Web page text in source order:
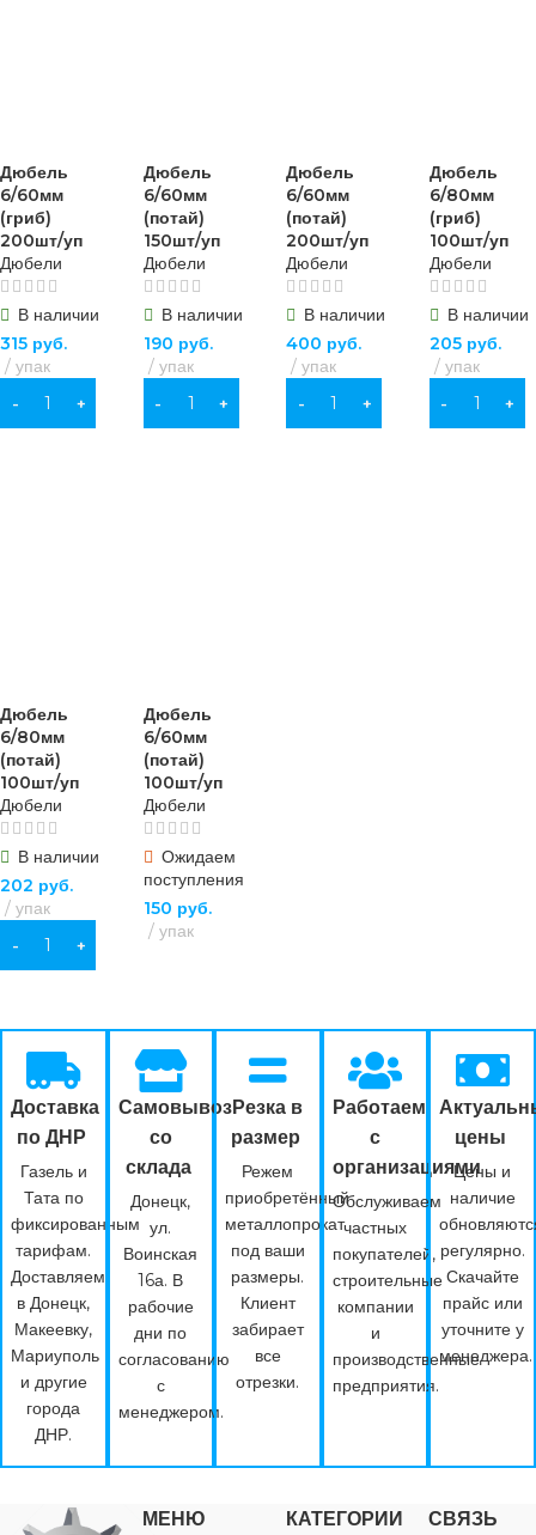
Дюбель
6/60мм
(гриб)
200шт/уп
Дюбели
В наличии
315 руб.
упак
В КОРЗИНУ
Дюбель
6/60мм
(потай)
150шт/уп
Дюбели
В наличии
190 руб.
упак
В КОРЗИНУ
Дюбель
6/60мм
(потай)
200шт/уп
Дюбели
В наличии
400 руб.
упак
В КОРЗИНУ
Дюбель
6/80мм
(гриб)
100шт/уп
Дюбели
В наличии
205руб.
упак
В КОРЗИНУ
Дюбель
6/80мм
(потай)
100шт/уп
Дюбели
В наличии
202 руб.
упак
В КОРЗИНУ
Дюбель
6/60мм
(потай)
100шт/уп
Дюбели
Ожидаем
поступления
150 руб.
упак
Доставка
по ДНР
Газель и
Тата по
фиксированным
тарифам.
Доставляем
в Донецк,
Макеевку,
Мариуполь
и другие
города
ДНР.
Самовывоз
со
склада
Донецк,
ул.
Воинская
16а. В
рабочие
дни по
согласованию
с
менеджером.
Резка в
размер
Режем
приобретённый
металлопрокат
под ваши
размеры.
Клиент
забирает
все
отрезки.
Работаем
с
организациями
Обслуживаем
частных
покупателей,
строительные
компании
и
производственные
предприятия.
цены
Цены и
наличие
регулярно.
Скачайте
прайс или
уточните у
менеджера.
МЕНЮ
КАТЕГОРИИ
СВЯЗЬ